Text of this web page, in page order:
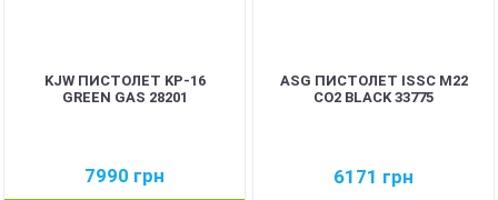
KJW ПИСТОЛЕТ KP-16
GREEN GAS 28201
7990 грн
ASG ПИСТОЛЕТ ISSC M22
CO2 BLACK 33775
6171 грн